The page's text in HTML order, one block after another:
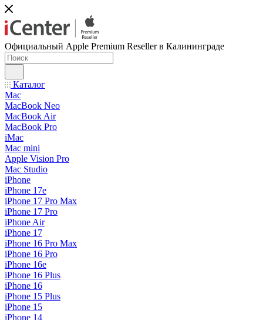
Официальный Apple Premium Reseller в Калининграде
Каталог
Mac
MacBook Neo
MacBook Air
MacBook Pro
iMac
Mac mini
Apple Vision Pro
Mac Studio
iPhone
iPhone 17e
iPhone 17 Pro Max
iPhone 17 Pro
iPhone Air
iPhone 17
iPhone 16 Pro Max
iPhone 16 Pro
iPhone 16e
iPhone 16 Plus
iPhone 16
iPhone 15 Plus
iPhone 15
iPhone 14